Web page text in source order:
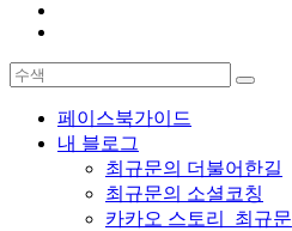
페이스북가이드
내 블로그
최규문의 더불어한길
최규문의 소셜코칭
카카오 스토리_최규문